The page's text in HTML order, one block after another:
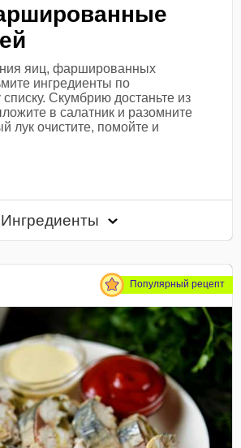
яиц, фаршированных
ингредиенты по
Скумбрию достаньте из
в салатник и разомните
лук очистите, помойте и
Ингредиенты
Популярный рецепт